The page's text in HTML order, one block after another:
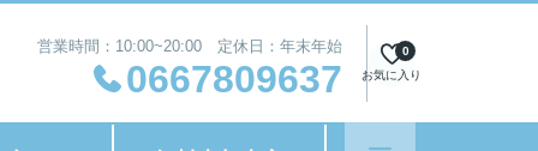
営業時間：10:00~20:00 定休日：年末年始
0667809637 お気に入り
0